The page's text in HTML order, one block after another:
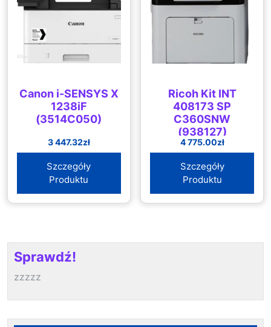
Canon i-SENSYS X
1238iF
(3514C050)
3 447.32zł
Szczegóły
Produktu
Ricoh Kit INT
408173 SP
C360SNW
(938127)
4 775.00zł
Szczegóły
Produktu
Sprawdź!
zzzzz